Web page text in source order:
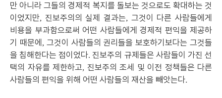
만 아니라 그들의 경제적 복지를 돌보는 것으로도 확대하는 것
이었지만, 진보주의의 실제 결과는, 그것이 다른 사람들에게
비용을 부과함으로써 어떤 사람들에게 경제적 편익을 제공하
기 때문에 , 그것이 사람들의 권리들을 보호하기보다는 그것들
을 침해한다는 점이었다. 진보주의 규제들은 사람들이 가진 선
택의 자유를 제한하고, 진보주의 조세 및 이전 정책들은 다른
사람들의 편익을 위해 어떤 사람들의 재산을 빼앗는다.